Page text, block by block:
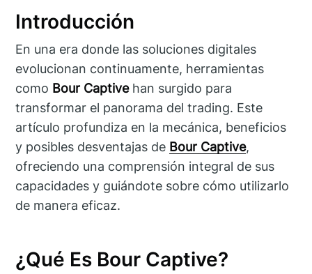
Introducción
En una era donde las soluciones digitales
evolucionan continuamente, herramientas
como Bour Captivehan surgido para
transformar el panorama del trading. Este
artículo profundiza en la mecánica, beneficios
y posibles desventajas de Bour Captive,
ofreciendo una comprensión integral de sus
capacidades y guiándote sobre cómo utilizarlo
de manera eficaz.
¿Qué Es Bour Captive?